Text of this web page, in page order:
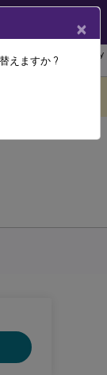
Linux Virtual Delivery
合
×
えますか ?